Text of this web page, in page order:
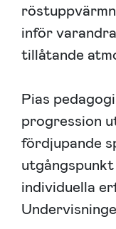
inför
tillåtande
Pias
progression
fördjupande
individuella